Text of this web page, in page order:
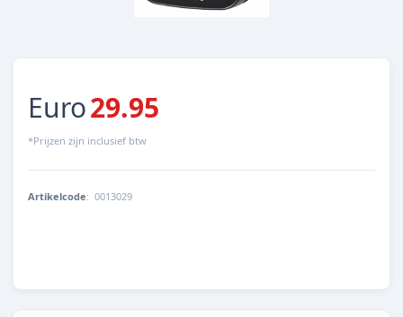
Euro29.95
*Prijzen zijn inclusief btw
Artikelcode: 0013029